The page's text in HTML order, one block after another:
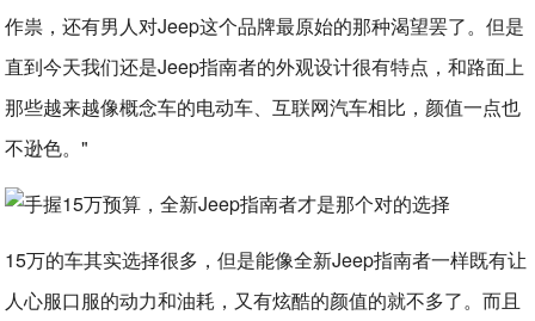
作祟，还有男人对Jeep这个品牌最原始的那种渴望罢了。但是
直到今天我们还是Jeep指南者的外观设计很有特点，和路面上
那些越来越像概念车的电动车、互联网汽车相比，颜值一点也
不逊色。"
15万的车其实选择很多，但是能像全新Jeep指南者一样既有让
人心服口服的动力和油耗，又有炫酷的颜值的就不多了。而且